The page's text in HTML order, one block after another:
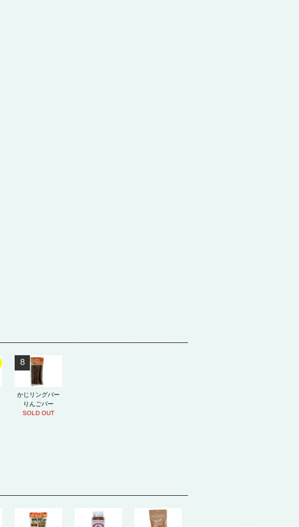
8
かじリングバー
りんごバー
SOLD OUT